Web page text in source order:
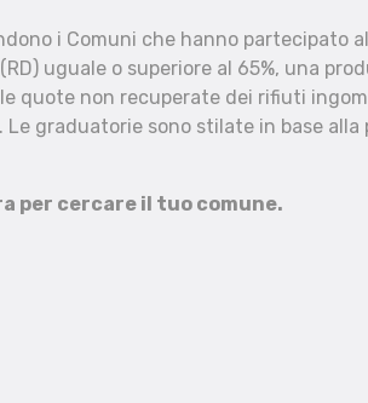
i Comuni che hanno partecipato
uguale o superiore al 65%, una
quote non recuperate dei rifiuti
graduatorie sono stilate in base
per cercare il tuo comune.